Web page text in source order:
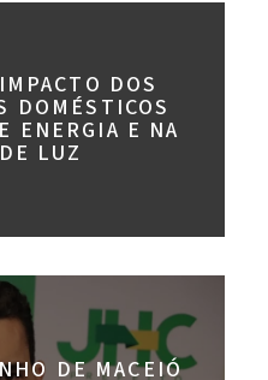
DOS
DOMÉSTICOS
ENERGIA E NA
LUZ
DE MACEIÓ